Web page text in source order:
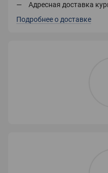
Адресная доставка
Подробнее о доставке